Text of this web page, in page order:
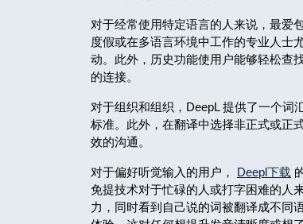
对于经常使用特定语言的人来说，最爱
度假或在多语言环境中工作的专业人士
动。此外，历史功能使用户能够轻松查
的连接。
对于组织和组织，DeepL 提供了一个词
标准。此外，在翻译中选择非正式或正
效的沟通。
对于偏好听觉输入的用户， Deepl下载
免提技术对于忙碌的人或打字困难的人
力，同时看到自己说的词被翻译成不同